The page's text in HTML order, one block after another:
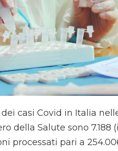
dei casi Covid in Italia
della Salute sono 7.188
processati pari a